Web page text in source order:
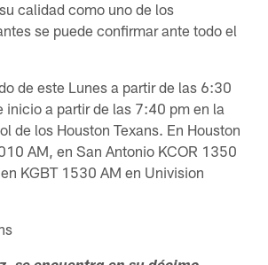
calidad como uno de los
se puede confirmar ante todo el
de este Lunes a partir de las 6:30
inicio a partir de las 7:40 pm en la
de los Houston Texans. En Houston
AM, en San Antonio KCOR 1350
KGBT 1530 AM en Univision